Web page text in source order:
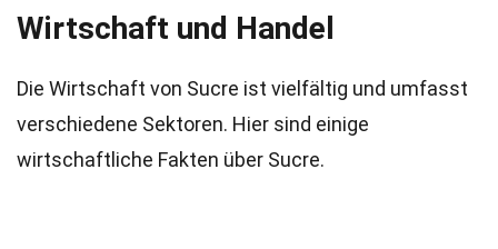
Wirtschaft und Handel
Die Wirtschaft von Sucre ist vielfältig und umfasst
verschiedene Sektoren. Hier sind einige
wirtschaftliche Fakten über Sucre.